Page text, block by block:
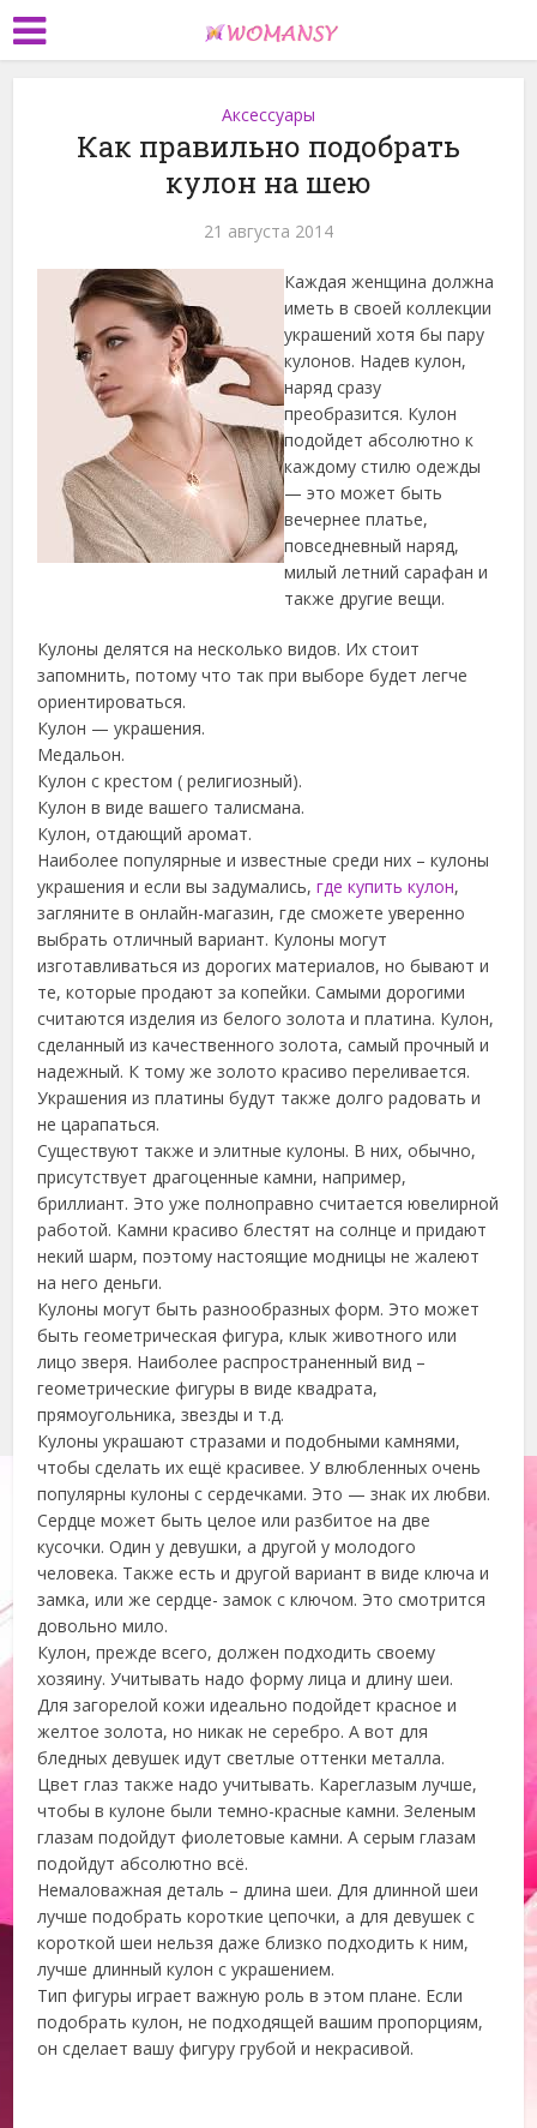
Аксессуары
Как правильно подобрать
кулон на шею
21 августа 2014
Каждая женщина должна
иметь в своей коллекции
украшений хотя бы пару
кулонов. Надев кулон,
наряд сразу
преобразится. Кулон
подойдет абсолютно к
каждому стилю одежды
— это может быть
вечернее платье,
повседневный наряд,
милый летний сарафан и
также другие вещи.
Кулоны делятся на несколько видов. Их стоит
запомнить, потому что так при выборе будет легче
ориентироваться.
Кулон — украшения.
Медальон.
Кулон с крестом ( религиозный).
Кулон в виде вашего талисмана.
Кулон, отдающий аромат.
Наиболее популярные и известные среди них – кулоны
украшения и если вы задумались,где купить кулон,
загляните в онлайн-магазин, где сможете уверенно
выбрать отличный вариант. Кулоны могут
изготавливаться из дорогих материалов, но бывают и
те, которые продают за копейки. Самыми дорогими
считаются изделия из белого золота и платина. Кулон,
сделанный из качественного золота, самый прочный и
надежный. К тому же золото красиво переливается.
Украшения из платины будут также долго радовать и
не царапаться.
Существуют также и элитные кулоны. В них, обычно,
присутствует драгоценные камни, например,
бриллиант. Это уже полноправно считается ювелирной
работой. Камни красиво блестят на солнце и придают
некий шарм, поэтому настоящие модницы не жалеют
на него деньги.
Кулоны могут быть разнообразных форм. Это может
быть геометрическая фигура, клык животного или
лицо зверя. Наиболее распространенный вид –
геометрические фигуры в виде квадрата,
прямоугольника, звезды и т.д.
Кулоны украшают стразами и подобными камнями,
чтобы сделать их ещё красивее. У влюбленных очень
популярны кулоны с сердечками. Это — знак их любви.
Сердце может быть целое или разбитое на две
кусочки. Один у девушки, а другой у молодого
человека. Также есть и другой вариант в виде ключа и
замка, или же сердце- замок с ключом. Это смотрится
довольно мило.
Кулон, прежде всего, должен подходить своему
хозяину. Учитывать надо форму лица и длину шеи.
Для загорелой кожи идеально подойдет красное и
желтое золота, но никак не серебро. А вот для
бледных девушек идут светлые оттенки металла.
Цвет глаз также надо учитывать. Кареглазым лучше,
чтобы в кулоне были темно-красные камни. Зеленым
глазам подойдут фиолетовые камни. А серым глазам
подойдут абсолютно всё.
Немаловажная деталь – длина шеи. Для длинной шеи
лучше подобрать короткие цепочки, а для девушек с
короткой шеи нельзя даже близко подходить к ним,
лучше длинный кулон с украшением.
Тип фигуры играет важную роль в этом плане. Если
подобрать кулон, не подходящей вашим пропорциям,
он сделает вашу фигуру грубой и некрасивой.